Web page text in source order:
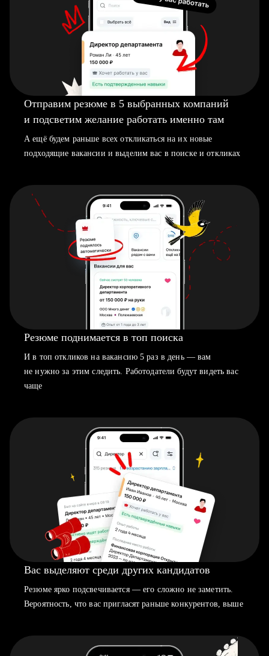
Отправим резюме в 5 выбранных компаний
и подсветим желание работать именно там
А ещё будем раньше всех откликаться на их новые
подходящие вакансии и выделим вас в поиске и откликах
Резюме поднимается в топ поиска
И в топ откликов на вакансию 5 раз в день — вам
не нужно за этим следить. Работодатели будут видеть вас
чаще
Вас выделяют среди других кандидатов
Резюме ярко подсвечивается — его сложно не заметить.
Вероятность, что вас пригласят раньше конкурентов, выше